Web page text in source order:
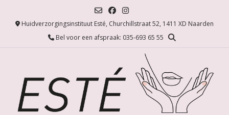
Huidverzorgingsinstituut Esté, Churchillstraat 52, 1411 XD Naarden
Bel voor een afspraak: 035-693 65 55